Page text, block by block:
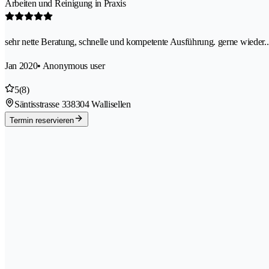
Arbeiten und Reinigung in Praxis
sehr nette Beratung, schnelle und kompetente Ausführung. gerne
Jan 2020• Anonymous user
5(8)
Säntisstrasse 338304 Wallisellen
Termin reservieren